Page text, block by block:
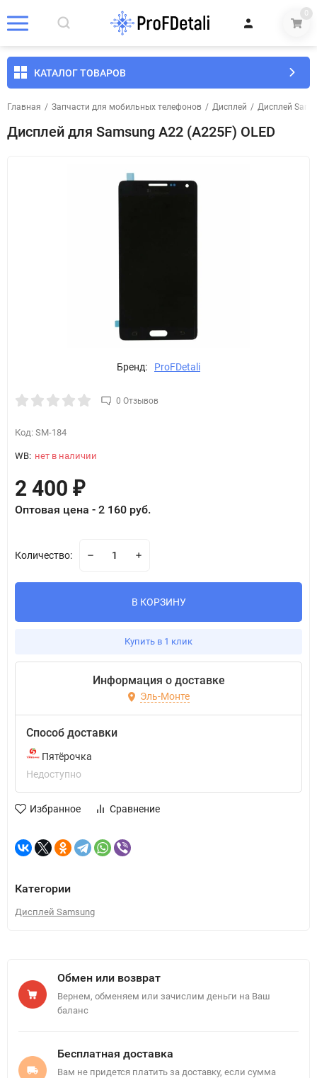
0
КАТАЛОГ ТОВАРОВ
Главная / Запчасти для мобильных телефонов / Дисплей / Дисплей
Дисплей для Samsung A22 (A225F) OLED
Бренд: ProFDetali
0 Отзывов
Код: SM-184
WB: нет в наличии
2 400 ₽
Оптовая цена - 2 160 руб.
Количество:
В КОРЗИНУ
Купить в 1 клик
Информация о доставке
Эль-Монте
Способ доставки
Пятёрочка
Недоступно
Избранное Сравнение
Категории
Дисплей Samsung
Обмен или возврат
Вернем, обменяем или зачислим деньги на Ваш
баланс
Бесплатная доставка
Вам не придется платить за доставку, если сумма